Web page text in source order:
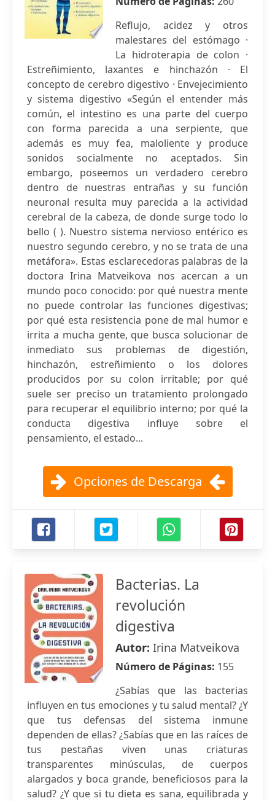
Reflujo, acidez y otros
malestares del estómago ·
La hidroterapia de colon ·
Estreñimiento, laxantes e hinchazón · El
concepto de cerebro digestivo · Envejecimiento
y sistema digestivo «Según el entender más
común, el intestino es una parte del cuerpo
con forma parecida a una serpiente, que
además es muy fea, maloliente y produce
sonidos socialmente no aceptados. Sin
embargo, poseemos un verdadero cerebro
dentro de nuestras entrañas y su función
neuronal resulta muy parecida a la actividad
cerebral de la cabeza, de donde surge todo lo
bello ( ). Nuestro sistema nervioso entérico es
nuestro segundo cerebro, y no se trata de una
metáfora». Estas esclarecedoras palabras de la
doctora Irina Matveikova nos acercan a un
mundo poco conocido: por qué nuestra mente
no puede controlar las funciones digestivas;
por qué esta resistencia pone de mal humor e
irrita a mucha gente, que busca solucionar de
inmediato sus problemas de digestión,
hinchazón, estreñimiento o los dolores
producidos por su colon irritable; por qué
suele ser preciso un tratamiento prolongado
para recuperar el equilibrio interno; por qué la
conducta digestiva influye sobre el
pensamiento, el estado...
Opciones de Descarga
Bacterias. La
revolución
digestiva
Autor: Irina Matveikova
Número de Páginas: 155
¿Sabías que las bacterias
influyen en tus emociones y tu salud mental? ¿Y
que tus defensas del sistema inmune
dependen de ellas? ¿Sabías que en las raíces de
tus pestañas viven unas criaturas
transparentes minúsculas, de cuerpos
alargados y boca grande, beneficiosos para la
salud? ¿Y que si tu dieta es sana, equilibrada y